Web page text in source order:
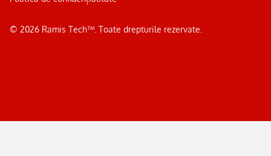
© 2026Ramis Tech™. Toate drepturile rezervate.